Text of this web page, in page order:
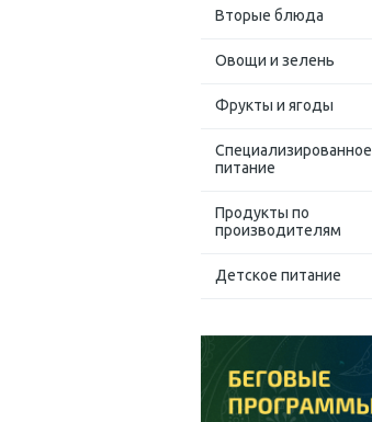
Вторые блюда
Овощи и зелень
Фрукты и ягоды
Специализированное
питание
Продукты по
производителям
Детское питание